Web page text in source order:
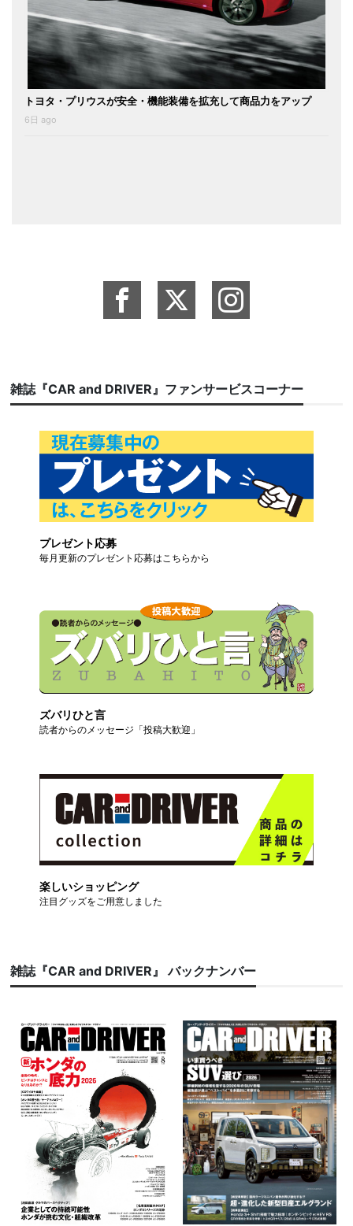
トヨタ・プリウスが安全・機能装備を拡充して商品力をアップ
6日 ago
雑誌『CAR and DRIVER』ファンサービスコーナー
プレゼント応募
毎月更新のプレゼント応募はこちらから
ズバリひと言
読者からのメッセージ「投稿大歓迎」
楽しいショッピング
注目グッズをご用意しました
雑誌『CAR and DRIVER』 バックナンバー